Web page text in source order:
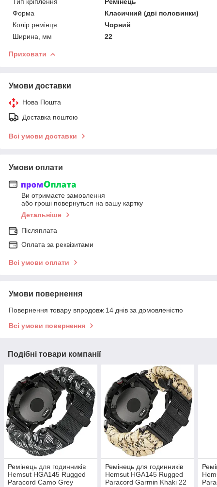
Форма
Класичний (дві половинки)
Колір ремінця
Чорний
Ширина, мм
22
Приховати
Умови доставки
Нова Пошта
Доставка поштою
Всі умови доставки
Умови оплати
Ви отримаєте замовлення
або гроші повернуться на вашу картку
Детальніше
Післяплата
Оплата за реквізитами
Всі умови оплати
Умови повернення
Повернення товару впродовж 14 днів за домовленістю
Всі умови повернення
Подібні товари компанії
Ремінець для годинників
Hemsut HGA145 Rugged
Paracord Camo Grey
Ремінець для годинників
Hemsut HGA145 Rugged
Paracord Garmin Khaki 22